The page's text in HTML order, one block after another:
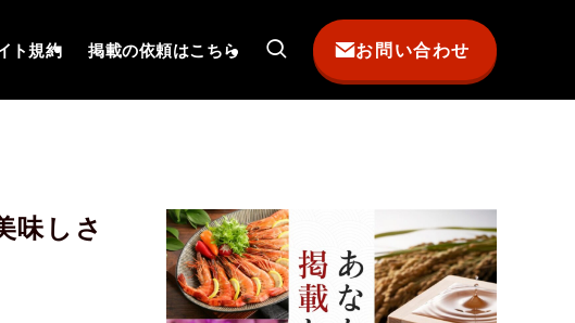
ト規約 掲載の依頼はこちら お問い合わせ
味しさ